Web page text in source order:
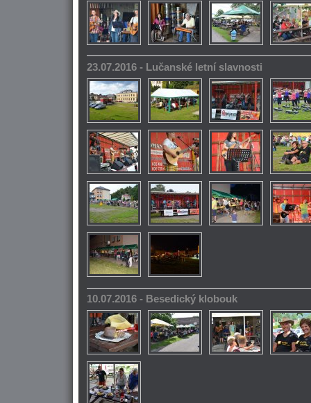
23.07.2016 - Lučanské letní slavnosti
10.07.2016 - Besedický klobouk